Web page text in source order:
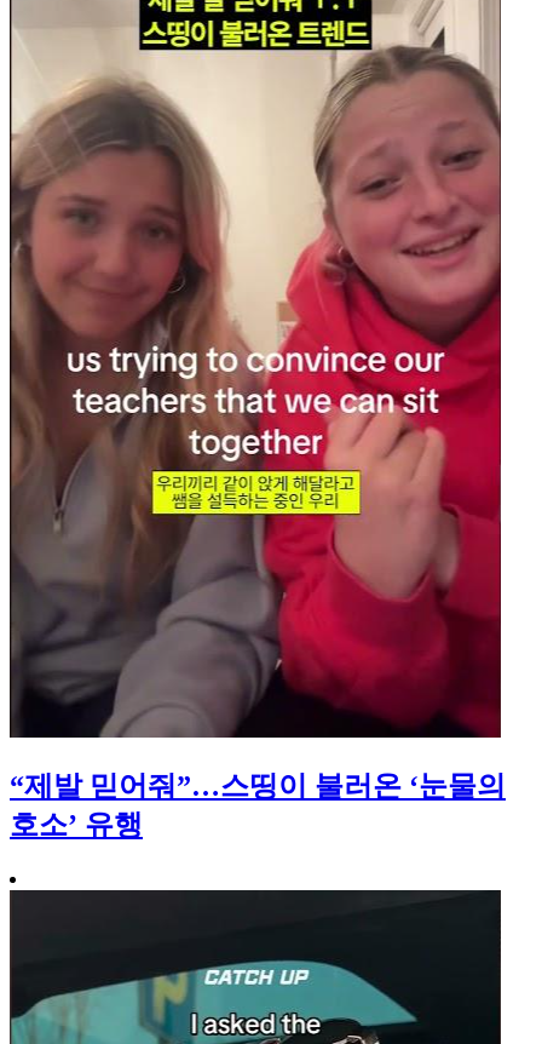
“제발 믿어줘”…스띵이 불러온 ‘눈물의
호소’ 유행